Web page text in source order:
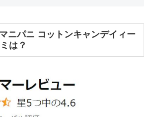
ニパニ コットンキャンデイィー
は？